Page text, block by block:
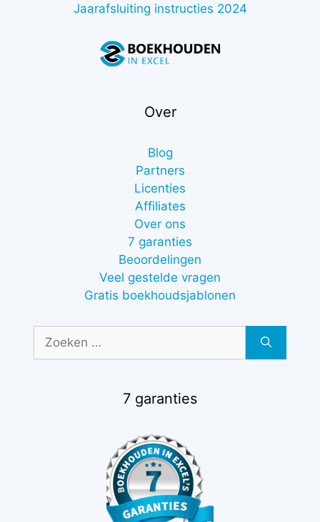
Jaarafsluiting instructies 2024
Over
Blog
Partners
Licenties
Affiliates
Over ons
7 garanties
Beoordelingen
Veel gestelde vragen
Gratis boekhoudsjablonen
naar:
7 garanties